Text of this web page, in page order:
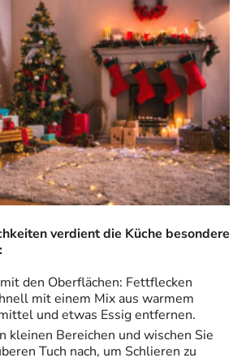
verdient die Küche besondere
den Oberflächen: Fettflecken
mit einem Mix aus warmem
und etwas Essig entfernen.
kleinen Bereichen und wischen Sie
Tuch nach, um Schlieren zu